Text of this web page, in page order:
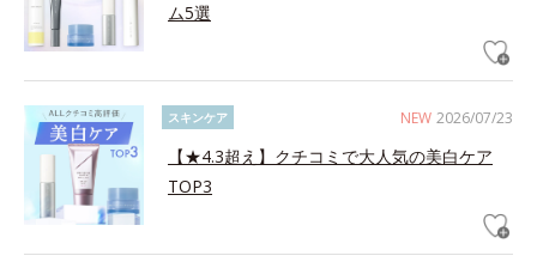
ム5選
NEW 2026/07/23
スキンケア
【★4.3超え】クチコミで大人気の美白ケア
TOP3